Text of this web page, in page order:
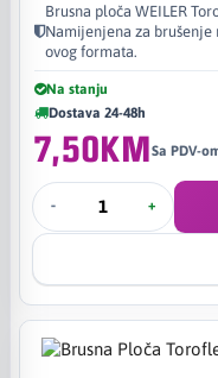
Brusna ploča WEILER
Namijenjena za brušenje
ovog formata.
Na stanju
Dostava 24-48h
7,50KMSa PDV-
- +